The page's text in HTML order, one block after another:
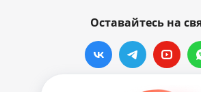
Оставайтесь на